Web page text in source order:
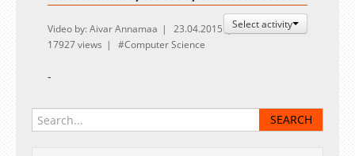
Select activity
Video by: Aivar Annamaa
23.04.2015
17927 views
Computer Science
-